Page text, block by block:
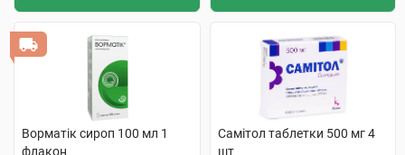
Ворматік сироп 100 мл 1
флакон
Самітол таблетки 500 мг 4
шт